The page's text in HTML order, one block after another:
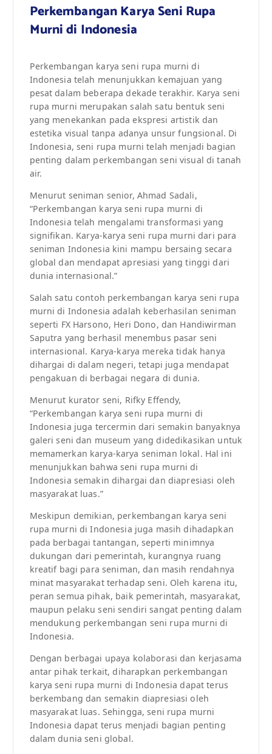
Perkembangan Karya Seni Rupa
Murni di Indonesia
Perkembangan karya seni rupa murni di
Indonesia telah menunjukkan kemajuan yang
pesat dalam beberapa dekade terakhir. Karya seni
rupa murni merupakan salah satu bentuk seni
yang menekankan pada ekspresi artistik dan
estetika visual tanpa adanya unsur fungsional. Di
Indonesia, seni rupa murni telah menjadi bagian
penting dalam perkembangan seni visual di tanah
air.
Menurut seniman senior, Ahmad Sadali,
“Perkembangan karya seni rupa murni di
Indonesia telah mengalami transformasi yang
signifikan. Karya-karya seni rupa murni dari para
seniman Indonesia kini mampu bersaing secara
global dan mendapat apresiasi yang tinggi dari
dunia internasional.”
Salah satu contoh perkembangan karya seni rupa
murni di Indonesia adalah keberhasilan seniman
seperti FX Harsono, Heri Dono, dan Handiwirman
Saputra yang berhasil menembus pasar seni
internasional. Karya-karya mereka tidak hanya
dihargai di dalam negeri, tetapi juga mendapat
pengakuan di berbagai negara di dunia.
Menurut kurator seni, Rifky Effendy,
“Perkembangan karya seni rupa murni di
Indonesia juga tercermin dari semakin banyaknya
galeri seni dan museum yang didedikasikan untuk
memamerkan karya-karya seniman lokal. Hal ini
menunjukkan bahwa seni rupa murni di
Indonesia semakin dihargai dan diapresiasi oleh
masyarakat luas.”
Meskipun demikian, perkembangan karya seni
rupa murni di Indonesia juga masih dihadapkan
pada berbagai tantangan, seperti minimnya
dukungan dari pemerintah, kurangnya ruang
kreatif bagi para seniman, dan masih rendahnya
minat masyarakat terhadap seni. Oleh karena itu,
peran semua pihak, baik pemerintah, masyarakat,
maupun pelaku seni sendiri sangat penting dalam
mendukung perkembangan seni rupa murni di
Indonesia.
Dengan berbagai upaya kolaborasi dan kerjasama
antar pihak terkait, diharapkan perkembangan
karya seni rupa murni di Indonesia dapat terus
berkembang dan semakin diapresiasi oleh
masyarakat luas. Sehingga, seni rupa murni
Indonesia dapat terus menjadi bagian penting
dalam dunia seni global.